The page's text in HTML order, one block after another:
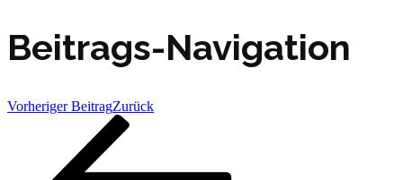
Beitrags-Navigation
Vorheriger BeitragZurück